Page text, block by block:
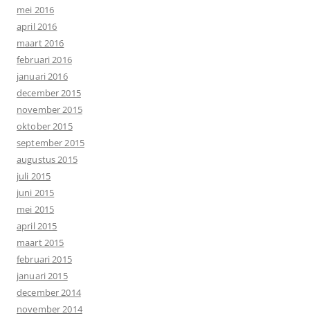
mei 2016
april 2016
maart 2016
februari 2016
januari 2016
december 2015
november 2015
oktober 2015
september 2015
augustus 2015
juli 2015
juni 2015
mei 2015
april 2015
maart 2015
februari 2015
januari 2015
december 2014
november 2014